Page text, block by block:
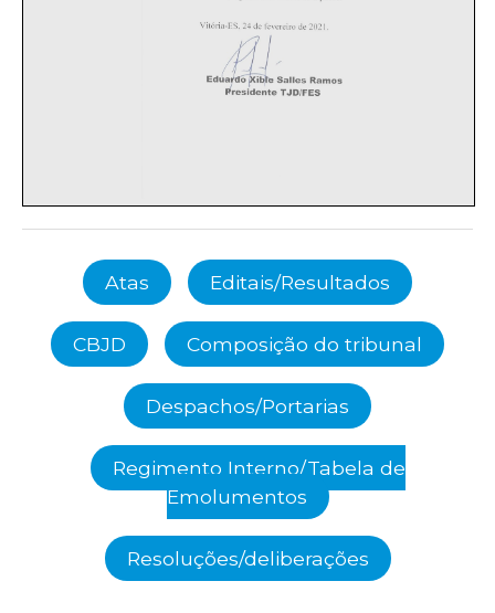
Atas Editais/Resultados
CBJD Composição do tribunal
Despachos/Portarias
Regimento Interno/Tabela de
Emolumentos
Resoluções/deliberações